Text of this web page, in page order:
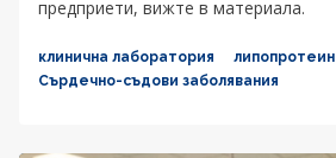
предприети, вижте в материала.
клинична лаборатория
липопротеин
Сърдечно-съдови заболявания